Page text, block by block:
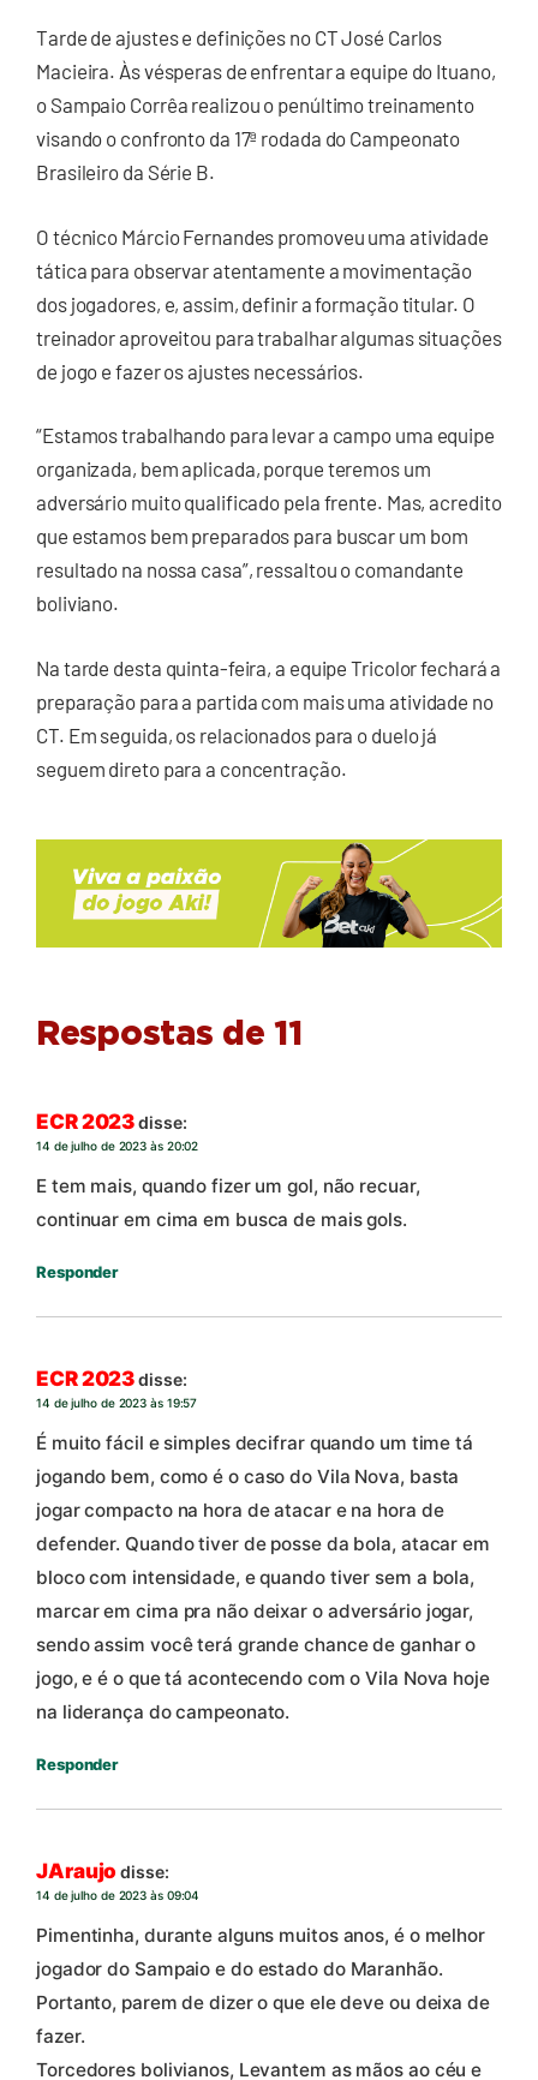
Tarde de ajustes e definições no CT José Carlos
Macieira. Às vésperas de enfrentar a equipe do Ituano,
o Sampaio Corrêa realizou o penúltimo treinamento
visando o confronto da 17ª rodada do Campeonato
Brasileiro da Série B.
O técnico Márcio Fernandes promoveu uma atividade
tática para observar atentamente a movimentação
dos jogadores, e, assim, definir a formação titular. O
treinador aproveitou para trabalhar algumas situações
de jogo e fazer os ajustes necessários.
“Estamos trabalhando para levar a campo uma equipe
organizada, bem aplicada, porque teremos um
adversário muito qualificado pela frente. Mas, acredito
que estamos bem preparados para buscar um bom
resultado na nossa casa”, ressaltou o comandante
boliviano.
Na tarde desta quinta-feira, a equipe Tricolor fechará a
preparação para a partida com mais uma atividade no
CT. Em seguida, os relacionados para o duelo já
seguem direto para a concentração.
Respostas de 11
ECR 2023disse:
14 de julho de 2023 às 20:02
E tem mais, quando fizer um gol, não recuar,
continuar em cima em busca de mais gols.
Responder
ECR 2023disse:
14 de julho de 2023 às 19:57
É muito fácil e simples decifrar quando um time tá
jogando bem, como é o caso do Vila Nova, basta
jogar compacto na hora de atacar e na hora de
defender. Quando tiver de posse da bola, atacar em
bloco com intensidade, e quando tiver sem a bola,
marcar em cima pra não deixar o adversário jogar,
sendo assim você terá grande chance de ganhar o
jogo, e é o que tá acontecendo com o Vila Nova hoje
na liderança do campeonato.
Responder
JAraujo disse:
14 de julho de 2023 às 09:04
Pimentinha, durante alguns muitos anos, é o melhor
jogador do Sampaio e do estado do Maranhão.
Portanto, parem de dizer o que ele deve ou deixa de
fazer.
Torcedores bolivianos, Levantem as mãos ao céu e